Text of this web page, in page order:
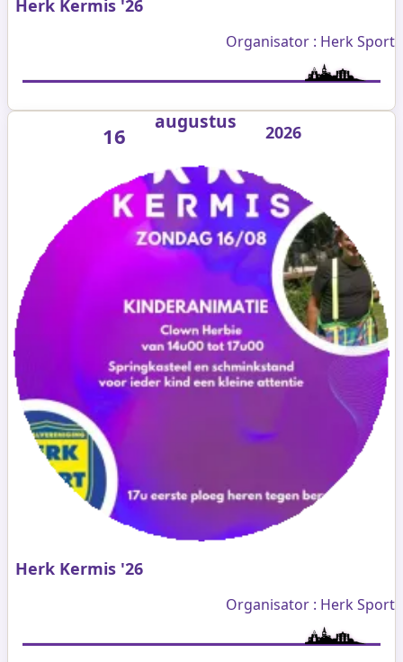
Herk Kermis '26
Organisator : Herk Sport
16
augustus 2026
Herk Kermis '26
Organisator : Herk Sport